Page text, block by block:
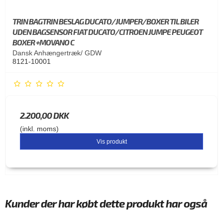
TRIN BAGTRIN BESLAG DUCATO/JUMPER/BOXER TIL BILER
UDEN BAGSENSOR FIAT DUCATO/CITROEN JUMPE PEUGEOT
BOXER +MOVANO C
Dansk Anhængertræk/ GDW
8121-10001
2.200,00 DKK
(inkl. moms)
Vis produkt
Kunder der har købt dette produkt har også